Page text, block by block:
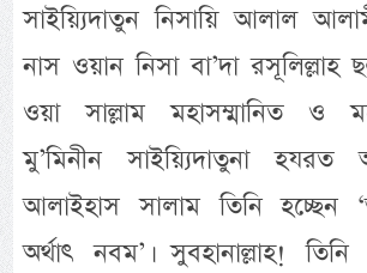
সাইয়্যিদাতুন নিসায়ি আলাল
নাস ওয়ান নিসা বা’দা রসূলিল্লাহ
ওয়া সাল্লাম মহাসম্মানিত ও
মু’মিনীন সাইয়্যিদাতুনা
আলাইহাস সালাম তিনি হচ্ছেন
অর্থাৎ নবম’। সুবহানাল্লাহ!